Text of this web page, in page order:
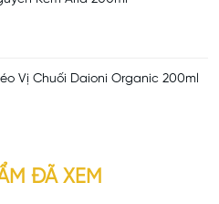
Vị Chuối Daioni Organic 200ml
ĐÃ XEM